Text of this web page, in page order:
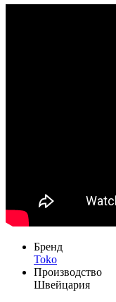
Бренд
Toko
Производство
Швейцария